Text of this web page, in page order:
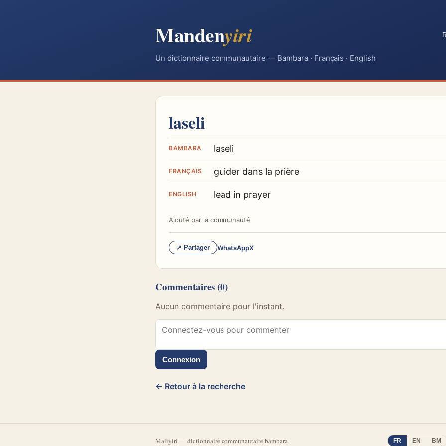
Mandenyiri
Un dictionnaire communautaire — Bambara · Français · English
laseli
BAMBARA laseli
FRANÇAIS guider dans la prière
ENGLISH lead in prayer
Ajouté par la communauté
↗ Partager WhatsAppX
Commentaires (0)
Aucun commentaire pour l'instant.
Connexion
← Retour à la recherche
Maliyiri —dictionnaire communautaire bambara FR EN BM